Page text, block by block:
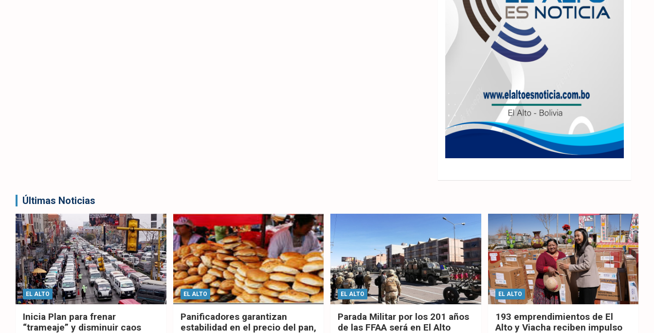
Últimas Noticias
EL ALTO
Inicia Plan para frenar
“trameaje” y disminuir caos
EL ALTO
Panificadores garantizan
estabilidad en el precio del pan,
EL ALTO
Parada Militar por los 201 años
de las FFAA será en El Alto
EL ALTO
193 emprendimientos de El
Alto y Viacha reciben impulso